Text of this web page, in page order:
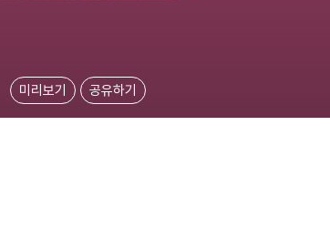
미리보기 공유하기